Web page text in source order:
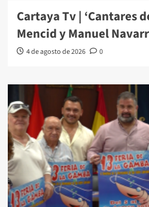
Cartaya Tv | ‘Cantares
Mencid y Manuel
4 de agosto de 2026 0